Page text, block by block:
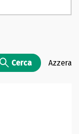
Cerca Azzera